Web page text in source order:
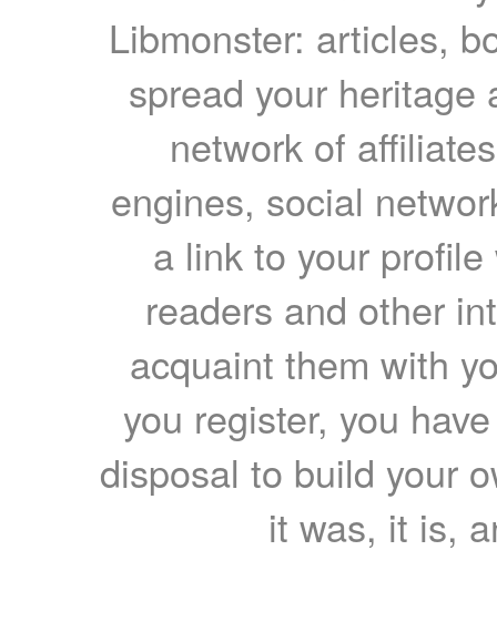
Libmonster: articles,
spread your heritage
network of
engines, social
a link to your
readers and other
acquaint them with
you register, you
disposal to build your
it was, it is,